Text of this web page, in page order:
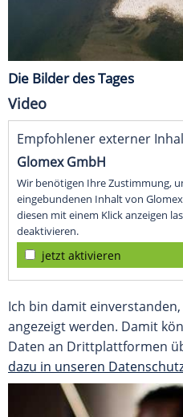
Die Bilder des Tages
Video
Empfohlener externer
Glomex GmbH
Wir benötigen Ihre Zustimmung,
eingebundenen Inhalt von
diesen mit einem Klick anzeigen
deaktivieren.
jetzt aktivieren
Ich bin damit
angezeigt werden. Damit
Daten an Drittplattformen
dazu in unseren